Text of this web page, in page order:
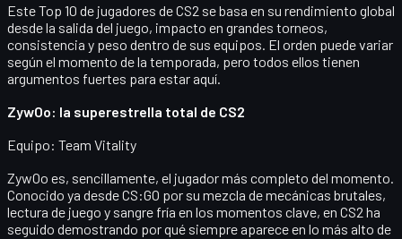
EsteTop 10 de jugadores de CS2 se basa en su rendimiento global
desde la salida del juego, impacto en grandes torneos,
consistencia y peso dentro de sus equipos. El orden puede variar
según el momento de la temporada, pero todos ellos tienen
argumentos fuertes para estar aquí.
ZywOo: la superestrella total de CS2
Equipo: Team Vitality
ZywOo es, sencillamente, el jugador más completo del momento.
Conocido ya desde CS:GO por su mezcla de mecánicas brutales,
lectura de juego y sangre fría en los momentos clave, en CS2 ha
seguido demostrando por qué siempre aparece en lo más alto de